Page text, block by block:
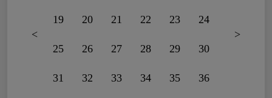
<
19 20 21 22 23 24
25 26 27 28 29 30
31 32 33 34 35 36
>